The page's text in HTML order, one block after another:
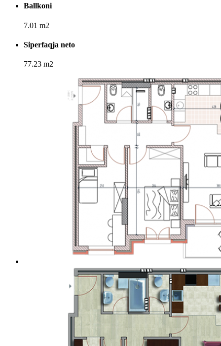
Ballkoni
7.01 m2
Siperfaqja neto
77.23 m2